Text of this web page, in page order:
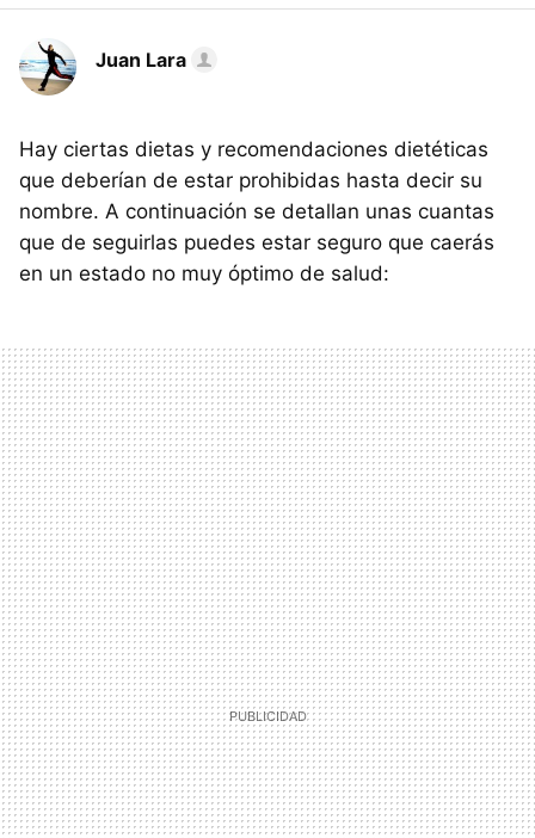
Juan Lara
Hay ciertas dietas y recomendaciones dietéticas
que deberían de estar prohibidas hasta decir su
nombre. A continuación se detallan unas cuantas
que de seguirlas puedes estar seguro que caerás
en un estado no muy óptimo de salud: